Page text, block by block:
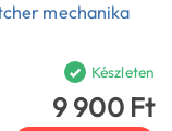
mechanika
Készleten
9 900 Ft